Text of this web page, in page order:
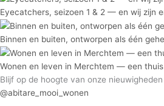
Eyecatchers, seizoen 1 & 2 — en wij zijn
Binnen en buiten, ontworpen als één
Wonen en leven in Merchtem — een
Blijf op de hoogte van onze
@abitare_mooi_wonen